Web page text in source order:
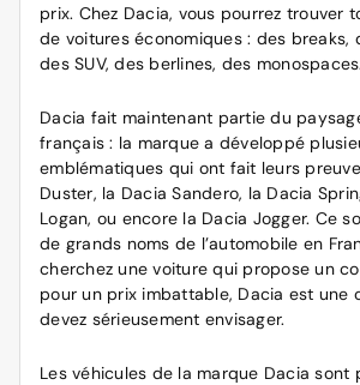
prix. Chez Dacia, vous pourrez trouver
de voitures économiques : des breaks,
des SUV, des berlines, des monospaces.
Dacia fait maintenant partie du
français : la marque a développé
emblématiques qui ont fait leurs
Duster, la Dacia Sandero, la Dacia
Logan, ou encore la Dacia Jogger. Ce
de grands noms de l’automobile en
cherchez une voiture qui propose un
pour un prix imbattable, Dacia est une
devez sérieusement envisager.
Les véhicules de la marque Dacia sont